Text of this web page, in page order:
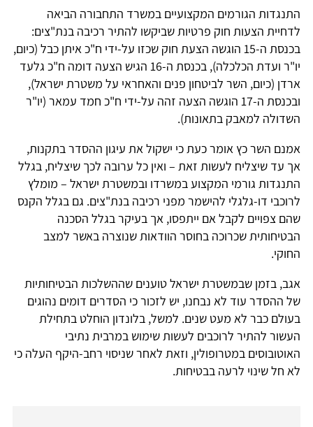
התנגדות הגורמים המקצועיים במשרד התחבורה הביאה
לדחיית הצעות חוק פרטיות שביקשו להתיר רכיבה בנת"צים:
בכנסת ה-15 הוגשה הצעת חוק שכזו על-ידי ח"כ איתן כבל (כיום,
יו"ר ועדת הכלכלה), בכנסת ה-16 הגיש הצעה דומה ח"כ גלעד
ארדן (כיום, השר לביטחון פנים והאחראי על משטרת ישראל),
ובכנסת ה-17 הוגשה הצעה זהה על-ידי ח"כ חמד עמאר (יו"ר
השדולה למאבק בתאונות).
אמנם השר כץ אומר כעת כי ישקול את עיגון ההסדר בתקנות,
אך עד שיצליח לעשות זאת – ואין כל ערובה לכך שיצליח, בגלל
התנגדות גורמי המקצוע במשרדו ובמשטרת ישראל – מומלץ
לרוכבי דו-גלגלי להישמר מפני רכיבה בנת"צים. גם בגלל הקנס
שהם צפויים לקבל אם ייתפסו, אך בעיקר בגלל הסכנה
הבטיחותית שכרוכה בחוסר הוודאות שנוצרה באשר למצב
החוקי.
אגב, בזמן שבמשטרת ישראל טוענים שההשלכות הבטיחותיות
של ההסדר עוד לא נבחנו, יש לזכור כי הסדרים דומים נהוגים
בעולם כבר לא מעט שנים. למשל, בלונדון הוחלט בתחילת
העשור להתיר לרוכבים לעשות שימוש במרבית נתיבי
האוטובוסים במטרופולין, וזאת לאחר שניסוי רחב-היקף העלה כי
לא חל שינוי לרעה בבטיחות.